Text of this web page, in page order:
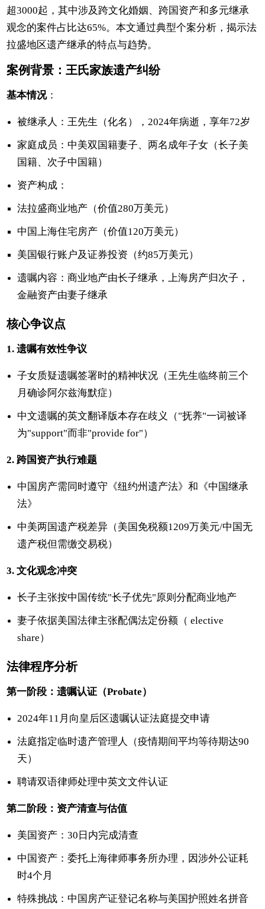
超3000起，其中涉及跨文化婚姻、跨国资产和多元继承
观念的案件占比达65%。本文通过典型个案分析，揭示法
拉盛地区遗产继承的特点与趋势。
案例背景：王氏家族遗产纠纷
基本情况：
被继承人：王先生（化名），2024年病逝，享年72岁
家庭成员：中美双国籍妻子、两名成年子女（长子美
国籍、次子中国籍）
资产构成：
法拉盛商业地产（价值280万美元）
中国上海住宅房产（价值120万美元）
美国银行账户及证券投资（约85万美元）
遗嘱内容：商业地产由长子继承，上海房产归次子，
金融资产由妻子继承
核心争议点
1. 遗嘱有效性争议
子女质疑遗嘱签署时的精神状况（王先生临终前三个
月确诊阿尔兹海默症）
中文遗嘱的英文翻译版本存在歧义（"抚养"一词被译
为"support"而非"provide for"）
2. 跨国资产执行难题
中国房产需同时遵守《纽约州遗产法》和《中国继承
法》
中美两国遗产税差异（美国免税额1209万美元/中国无
遗产税但需缴交易税）
3. 文化观念冲突
长子主张按中国传统"长子优先"原则分配商业地产
妻子依据美国法律主张配偶法定份额（ elective
share）
法律程序分析
第一阶段：遗嘱认证（Probate）
2024年11月向皇后区遗嘱认证法庭提交申请
法庭指定临时遗产管理人（疫情期间平均等待期达90
天）
聘请双语律师处理中英文文件认证
第二阶段：资产清查与估值
美国资产：30日内完成清查
中国资产：委托上海律师事务所办理，因涉外公证耗
时4个月
特殊挑战：中国房产证登记名称与美国护照姓名拼音